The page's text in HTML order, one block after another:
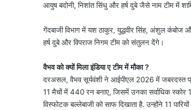
आयुष बदोनी, निशांत सिंधु और हर्ष दुबे जैसे नाम टीम में
गेंदबाजी विभाग में यश ठाकुर, युद्धवीर सिंह, अंशुल कंबोज
हर्ष दुबे और विपराज निगम टीम को संतुलन देंगे।
वैभव को क्यों मिला इंड‍िया ए टीम में मौका ?
दरअसल, वैभव सूर्यवंशी ने आईपीएल 2026 में जबरदस्त
11 मैचों में 440 रन बनाए, जिसमें उनका सर्वाधिक
विस्फोटक बल्लेबाजी को साफ दिखाता है. उन्होंने 11